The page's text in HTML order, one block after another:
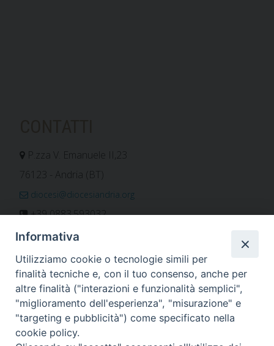
P.zza V. Emanuele II,23
76123 - Andria (BT)
diocesi@diocesiandria.org
+39 0883.593032
+39 0883.592596
ORARIO E CALENDARI
Orari uffici
Calendario diocesano
Orario messe
Informativa
Utilizziamo cookie o tecnologie simili per
finalità tecniche e, con il tuo consenso, anche per
altre finalità ("interazioni e funzionalità semplici",
"miglioramento dell'esperienza", "misurazione" e
"targeting e pubblicità") come specificato nella
cookie policy.